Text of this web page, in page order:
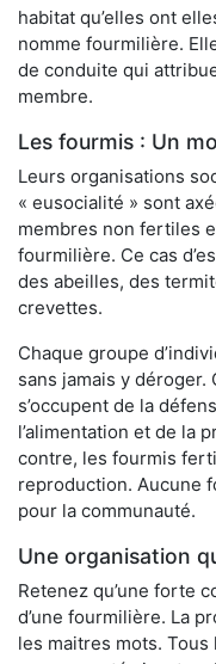
habitat qu’elles ont
nomme fourmilière.
de conduite qui
membre.
Les fourmis : Un
Leurs organisations
« eusocialité » sont
membres non fertiles
fourmilière. Ce cas
des abeilles, des
crevettes.
Chaque groupe
sans jamais y
s’occupent de la
l’alimentation et de la
contre, les fourmis
reproduction. Aucune
pour la communauté.
Une organisation
Retenez qu’une forte
d’une fourmilière. La
les maitres mots.